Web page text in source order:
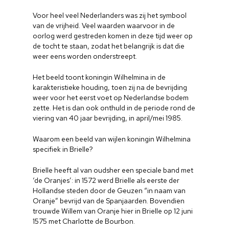
Voor heel veel Nederlanders was zij het symbool
van de vrijheid. Veel waarden waarvoor in de
oorlog werd gestreden komen in deze tijd weer op
de tocht te staan, zodat het belangrijk is dat die
weer eens worden onderstreept.
Het beeld toont koningin Wilhelmina in de
karakteristieke houding, toen zij na de bevrijding
weer voor het eerst voet op Nederlandse bodem
zette. Het is dan ook onthuld in de periode rond de
viering van 40 jaar bevrijding, in april/mei 1985.
Waarom een beeld van wijlen koningin Wilhelmina
specifiek in Brielle?
Brielle heeft al van oudsher een speciale band met
‘de Oranjes’: in 1572 werd Brielle als eerste der
Hollandse steden door de Geuzen “in naam van
Oranje” bevrijd van de Spanjaarden. Bovendien
trouwde Willem van Oranje hier in Brielle op 12 juni
1575 met Charlotte de Bourbon.